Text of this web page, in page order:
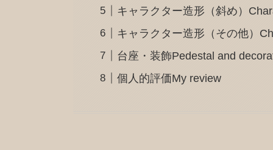
キャラクター造形（斜め）
キャラクター造形（その他）
台座・装飾Pedestal and
個人的評価My review